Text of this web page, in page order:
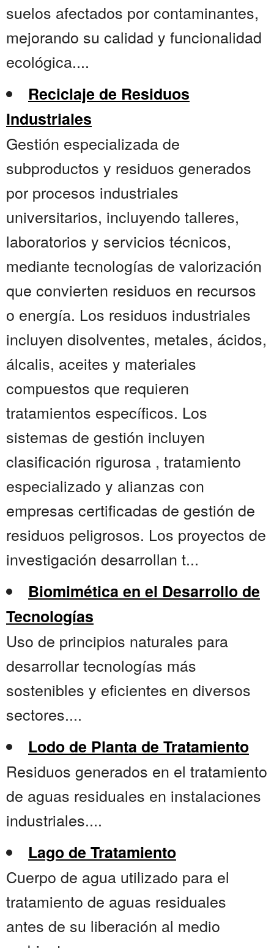
suelos afectados por contaminantes,
mejorando su calidad y funcionalidad
ecológica....
Reciclaje de Residuos
Industriales
Gestión especializada de
subproductos y residuos generados
por procesos industriales
universitarios, incluyendo talleres,
laboratorios y servicios técnicos,
mediante tecnologías de valorización
que convierten residuos en recursos
o energía. Los residuos industriales
incluyen disolventes, metales, ácidos,
álcalis, aceites y materiales
compuestos que requieren
tratamientos específicos. Los
sistemas de gestión incluyen
clasificación rigurosa , tratamiento
especializado y alianzas con
empresas certificadas de gestión de
residuos peligrosos. Los proyectos de
investigación desarrollan t...
Biomimética en el Desarrollo de
Tecnologías
Uso de principios naturales para
desarrollar tecnologías más
sostenibles y eficientes en diversos
sectores....
Lodo de Planta de Tratamiento
Residuos generados en el tratamiento
de aguas residuales en instalaciones
industriales....
Lago de Tratamiento
Cuerpo de agua utilizado para el
tratamiento de aguas residuales
antes de su liberación al medio